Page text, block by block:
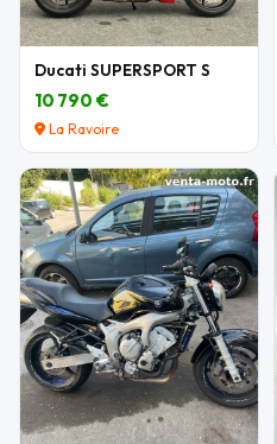
Ducati SUPERSPORT S
10 790 €
La Ravoire